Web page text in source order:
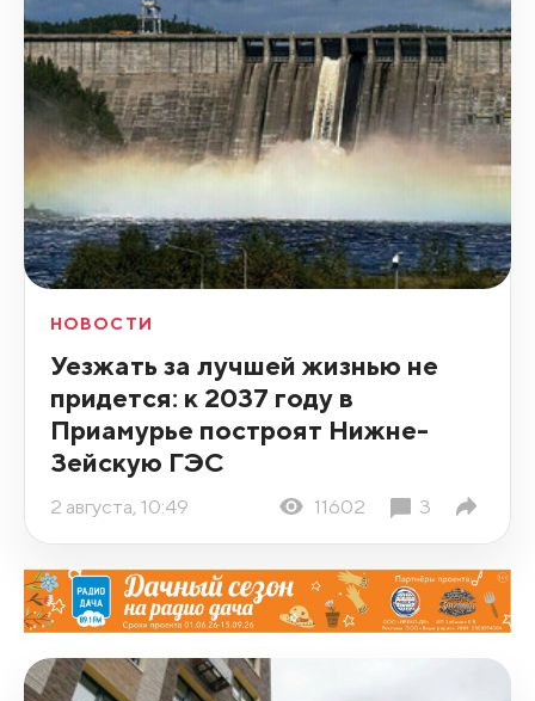
НОВОСТИ
Уезжать за лучшей жизнью не
придется: к 2037 году в
Приамурье построят Нижне-
Зейскую ГЭС
2 августа, 10:49 11602 3